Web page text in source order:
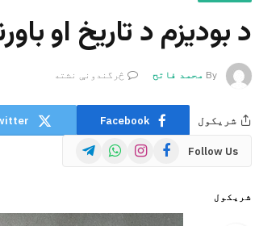
د بودیزم د تاریخ او
By محمد فاتح څرگندونې نشته
شریکول Facebook
Follow Us
Facebook
Instagram
WhatsApp
Telegram
شریکول